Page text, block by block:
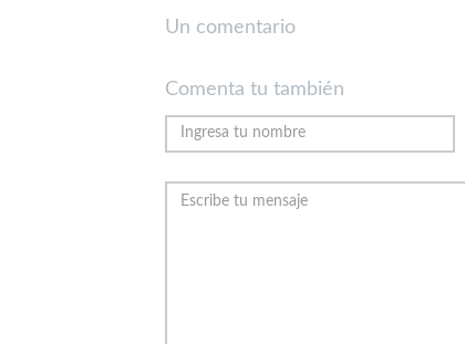
Un comentario
Comenta tu también